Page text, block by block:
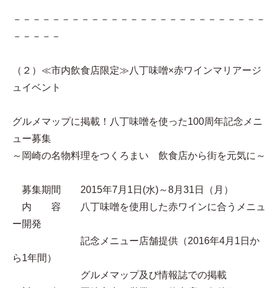
－－－－－－－－－－－－－－－－－－－－－－－－－－
－－－－－
（２）≪市内飲食店限定≫八丁味噌×赤ワインマリアージ
ュイベント
グルメマップに掲載！八丁味噌を使った100周年記念メニ
ュー募集
～岡崎の名物料理をつくろまい 飲食店から街を元気に～
募集期間 2015年7月1日(水)～8月31日（月）
内 容 八丁味噌を使用した赤ワインに合うメニュ
ー開発
記念メニュー店舗提供（2016年4月1日か
ら1年間）
グルメマップ及び情報誌での掲載